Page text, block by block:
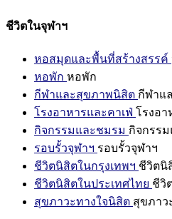
ชีวิตในจุฬาฯ
หอสมุดและพื้นที่สร้างสรรค์
หอพัก หอพัก
กีฬาและสุขภาพนิสิต กีฬาแ
โรงอาหารและคาเฟ่ โรงอา
กิจกรรมและชมรม กิจกรร
รอบรั้วจุฬาฯ รอบรั้วจุฬาฯ
ชีวิตนิสิตในกรุงเทพฯ ชีวิตนิ
ชีวิตนิสิตในประเทศไทย ชีวิ
สุขภาวะทางใจนิสิต สุขภาว